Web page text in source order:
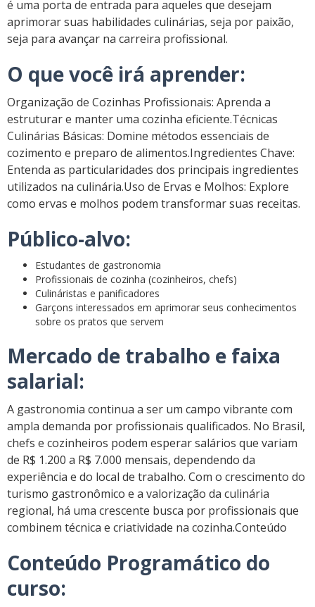
é uma porta de entrada para aqueles que desejam
aprimorar suas habilidades culinárias, seja por paixão,
seja para avançar na carreira profissional.
O que você irá aprender:
Organização de Cozinhas Profissionais: Aprenda a
estruturar e manter uma cozinha eficiente.Técnicas
Culinárias Básicas: Domine métodos essenciais de
cozimento e preparo de alimentos.Ingredientes Chave:
Entenda as particularidades dos principais ingredientes
utilizados na culinária.Uso de Ervas e Molhos: Explore
como ervas e molhos podem transformar suas receitas.
Público-alvo:
Estudantes de gastronomia
Profissionais de cozinha (cozinheiros, chefs)
Culináristas e panificadores
Garçons interessados em aprimorar seus conhecimentos
sobre os pratos que servem
Mercado de trabalho e faixa
salarial:
A gastronomia continua a ser um campo vibrante com
ampla demanda por profissionais qualificados. No Brasil,
chefs e cozinheiros podem esperar salários que variam
de R$ 1.200 a R$ 7.000 mensais, dependendo da
experiência e do local de trabalho. Com o crescimento do
turismo gastronômico e a valorização da culinária
regional, há uma crescente busca por profissionais que
combinem técnica e criatividade na cozinha.Conteúdo
Conteúdo Programático do
curso: